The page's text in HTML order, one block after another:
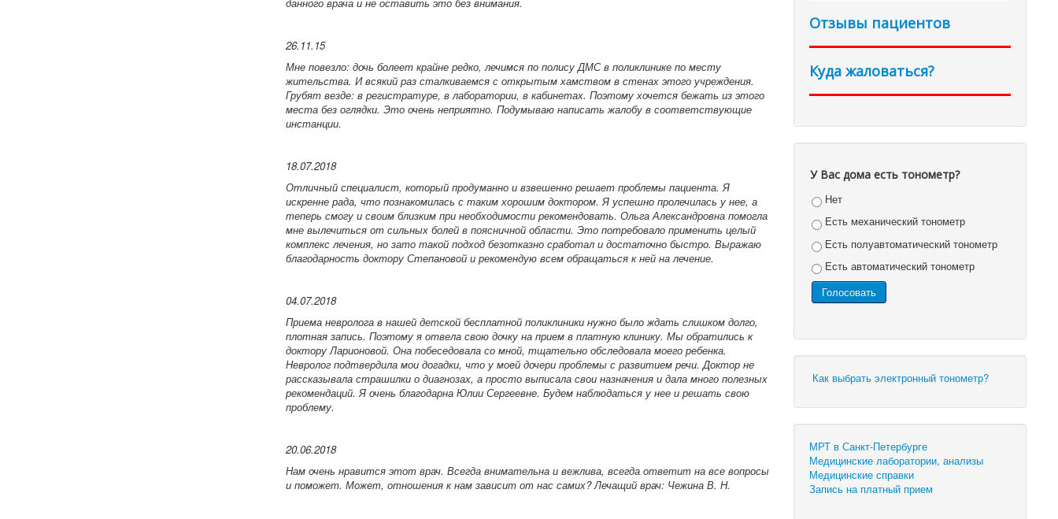
26.11.15
Мне повезло: дочь болеет крайне редко, лечимся по полису ДМС в поликлинике по месту
жительства. И всякий раз сталкиваемся с открытым хамством в стенах этого учреждения.
Грубят везде: в регистратуре, в лаборатории, в кабинетах. Поэтому хочется бежать из этого
места без оглядки. Это очень неприятно. Подумываю написать жалобу в соответствующие
инстанции.
18.07.2018
Отличный специалист, который продуманно и взвешенно решает проблемы пациента. Я
искренне рада, что познакомилась с таким хорошим доктором. Я успешно пролечилась у нее, а
теперь смогу и своим близким при необходимости рекомендовать. Ольга Александровна помогла
мне вылечиться от сильных болей в поясничной области. Это потребовало применить целый
комплекс лечения, но зато такой подход безотказно сработал и достаточно быстро. Выражаю
благодарность доктору Степановой и рекомендую всем обращаться к ней на лечение.
04.07.2018
Приема невролога в нашей детской бесплатной поликлиники нужно было ждать слишком долго,
плотная запись. Поэтому я отвела свою дочку на прием в платную клинику. Мы обратились к
доктору Ларионовой. Она побеседовала со мной, тщательно обследовала моего ребенка.
Невролог подтвердила мои догадки, что у моей дочери проблемы с развитием речи. Доктор не
рассказывала страшилки о диагнозах, а просто выписала свои назначения и дала много полезных
рекомендаций. Я очень благодарна Юлии Сергеевне. Будем наблюдаться у нее и решать свою
проблему.
20.06.2018
Нам очень нравится этот врач. Всегда внимательна и вежлива, всегда ответит на все вопросы
и поможет. Может, отношения к нам зависит от нас самих?Лечащий врач: Чежина В. Н.
Отзывы пациентов
Куда жаловаться?
У Вас дома есть тонометр?
Нет
Есть механический тонометр
Есть полуавтоматический тонометр
Есть автоматический тонометр
Как выбрать электронный тонометр?
МРТ в Санкт-Петербурге
Медицинские лаборатории, анализы
Медицинские справки
Запись на платный прием